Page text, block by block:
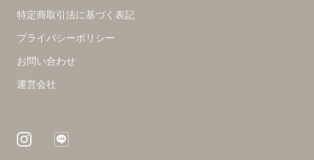
特定商取引法に基づく表記
プライバシーポリシー
お問い合わせ
運営会社